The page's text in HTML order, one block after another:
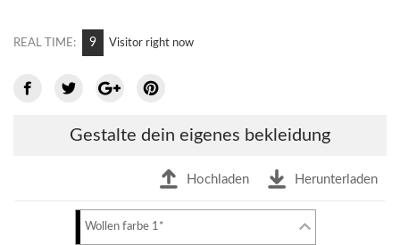
REAL TIME: 9 Visitor right now
Gestalte dein eigenes bekleidung
Hochladen Herunterladen
Wollen farbe 1*